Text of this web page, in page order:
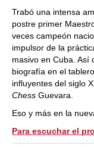
Trabó una intensa
postre primer
veces campeón
impulsor de la
masivo en Cuba. Así
biografía en el
influyentes del siglo
Chess Guevara.
Eso y más en la
Para escuchar el